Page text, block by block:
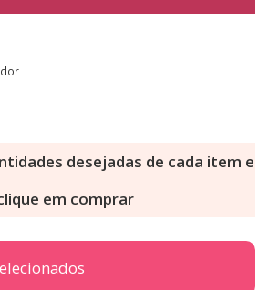
desejadas de cada item e
em comprar